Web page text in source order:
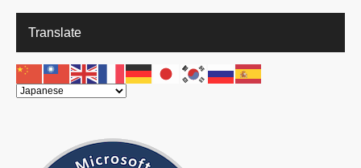
Translate